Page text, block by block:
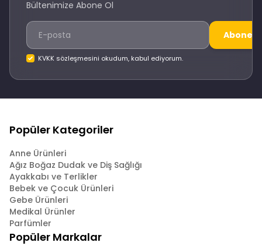
Bültenimize Abone Ol
Abone
KVKK sözleşmesini okudum, kabul ediyorum.
Popüler Kategoriler
Anne Ürünleri
Ağız Boğaz Dudak ve Diş Sağlığı
Ayakkabı ve Terlikler
Bebek ve Çocuk Ürünleri
Gebe Ürünleri
Medikal Ürünler
Parfümler
Popüler Markalar